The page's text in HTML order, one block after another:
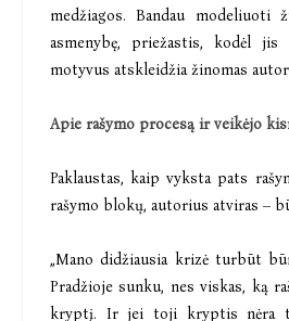
medžiagos. Bandau modeliuoti
asmenybę, priežastis, kodėl jis
motyvus atskleidžia žinomas
Apie rašymo procesą ir veikėjo
Paklaustas, kaip vyksta pats
rašymo blokų, autorius atviras –
„Mano didžiausia krizė turbūt
Pradžioje sunku, nes viskas, ką
kryptį. Ir jei toji kryptis nėra